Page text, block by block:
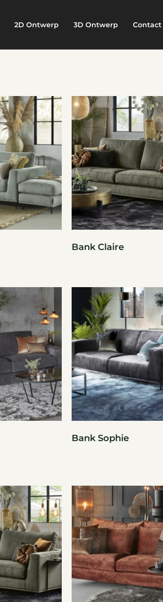
2D Ontwerp 3D Ontwerp Contact
Bank Claire
Bank Sophie